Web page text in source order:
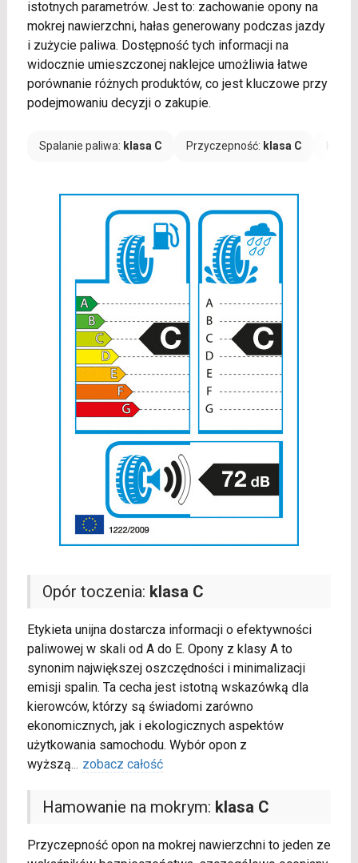
istotnych parametrów. Jest to: zachowanie opony na
mokrej nawierzchni, hałas generowany podczas jazdy
i zużycie paliwa. Dostępność tych informacji na
widocznie umieszczonej naklejce umożliwia łatwe
porównanie różnych produktów, co jest kluczowe przy
podejmowaniu decyzji o zakupie.
Spalanie paliwa: klasa C Przyczepność: klasa C
Opór toczenia: klasa C
Etykieta unijna dostarcza informacji o efektywności
paliwowej w skali od A do E. Opony z klasy A to
synonim największej oszczędności i minimalizacji
emisji spalin. Ta cecha jest istotną wskazówką dla
kierowców, którzy są świadomi zarówno
ekonomicznych, jak i ekologicznych aspektów
użytkowania samochodu. Wybór opon z
wyższą... zobacz całość
Hamowanie na mokrym: klasa C
Przyczepność opon na mokrej nawierzchni to jeden ze